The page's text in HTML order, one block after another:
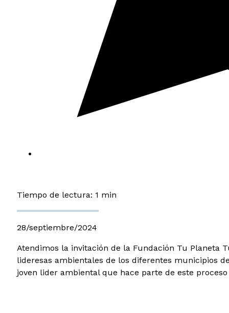
Tiempo de lectura: 1 min
28/septiembre/2024
Atendimos la invitación de la Fundación Tu Planeta
lideresas ambientales de los diferentes municipios
joven lider ambiental que hace parte de este